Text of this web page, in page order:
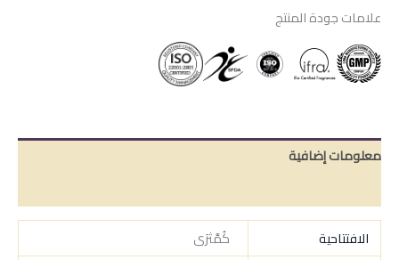
علامات جودة المنتج
معلومات إضافية
الافتتاحية
كُمَّثرَى